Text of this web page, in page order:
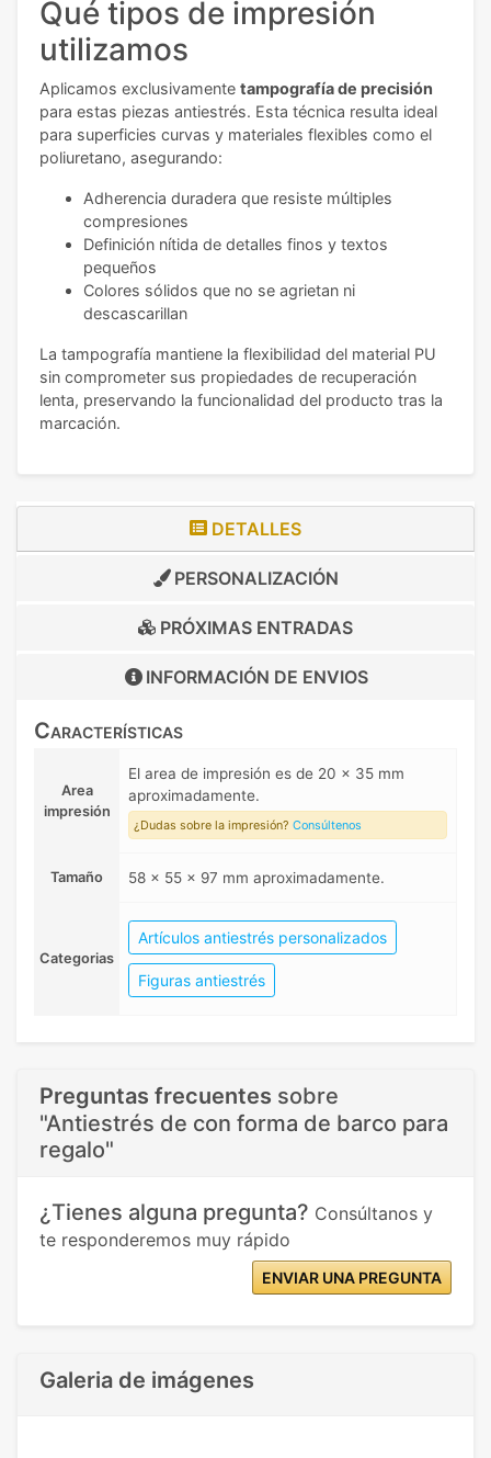
Qué tipos de impresión
utilizamos
Aplicamos exclusivamente tampografía de precisión
para estas piezas antiestrés. Esta técnica resulta ideal
para superficies curvas y materiales flexibles como el
poliuretano, asegurando:
Adherencia duradera que resiste múltiples
compresiones
Definición nítida de detalles finos y textos
pequeños
Colores sólidos que no se agrietan ni
descascarillan
La tampografía mantiene la flexibilidad del material PU
sin comprometer sus propiedades de recuperación
lenta, preservando la funcionalidad del producto tras la
marcación.
DETALLES
PERSONALIZACIÓN
PRÓXIMAS ENTRADAS
INFORMACIÓN DE ENVIOS
Características
Area
impresión
El area de impresión es de 20 x 35 mm
aproximadamente.
¿Dudas sobre la impresión? Consúltenos
Tamaño 58 x 55 x 97 mm aproximadamente.
Categorias
Artículos antiestrés personalizados
Figuras antiestrés
Preguntas frecuentes sobre
"Antiestrés de con forma de barco para
regalo"
¿Tienes alguna pregunta? Consúltanos y
te responderemos muy rápido
ENVIAR UNA PREGUNTA
Galeria de imágenes